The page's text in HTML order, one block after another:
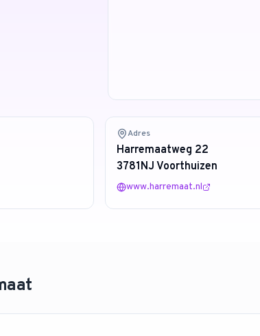
Adres
Harremaatweg 22
3781NJ Voorthuizen
www.harremaat.nl